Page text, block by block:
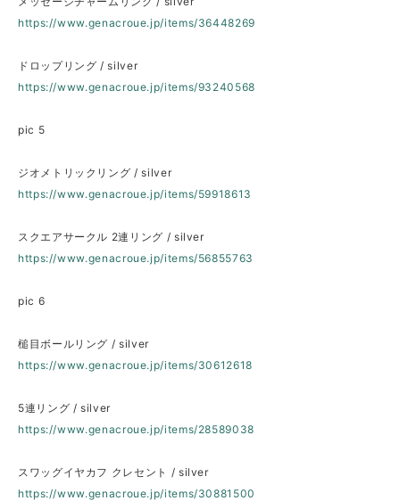
https://www.genacroue.jp/items/36448269
ドロップリング / silver
https://www.genacroue.jp/items/93240568
pic 5
ジオメトリックリング / silver
https://www.genacroue.jp/items/59918613
スクエアサークル 2連リング / silver
https://www.genacroue.jp/items/56855763
pic 6
槌目ボールリング / silver
https://www.genacroue.jp/items/30612618
5連リング / silver
https://www.genacroue.jp/items/28589038
スワッグイヤカフ クレセント / silver
https://www.genacroue.jp/items/30881500